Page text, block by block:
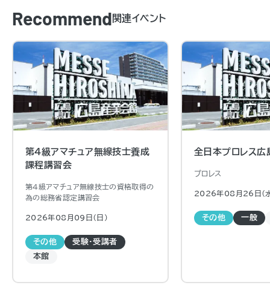
Recommend関連イベント
第4級アマチュア無線技士養成
課程講習会
第４級アマチュア無線技士の資格取得の
為の総務省認定講習会
2026年08月09日（日)
その他
受験・受講者
本館
全日本プロレス広
プロレス
2026年08月26日（
その他 一般